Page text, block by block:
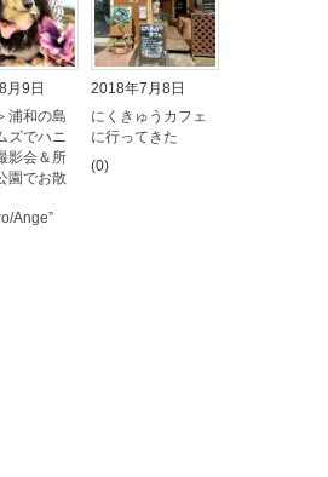
月9日
浦和の島
ズでハニ
影会＆所
園でお散
Ange”
2018年7月8日
にくきゅうカフェ
に行ってきた
(0)